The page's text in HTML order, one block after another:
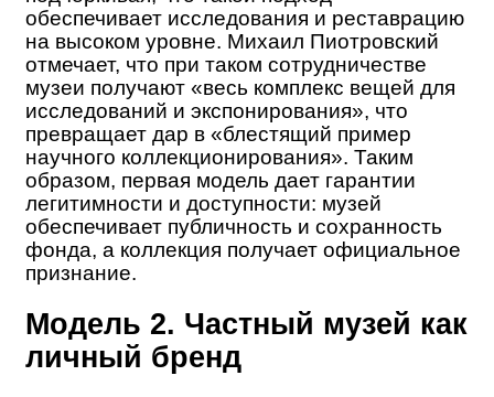
обеспечивает исследования и реставрацию
на высоком уровне. Михаил Пиотровский
отмечает, что при таком сотрудничестве
музеи получают «весь комплекс вещей для
исследований и экспонирования», что
превращает дар в «блестящий пример
научного коллекционирования». Таким
образом, первая модель дает гарантии
легитимности и доступности: музей
обеспечивает публичность и сохранность
фонда, а коллекция получает официальное
признание.
Модель 2. Частный музей как
личный бренд